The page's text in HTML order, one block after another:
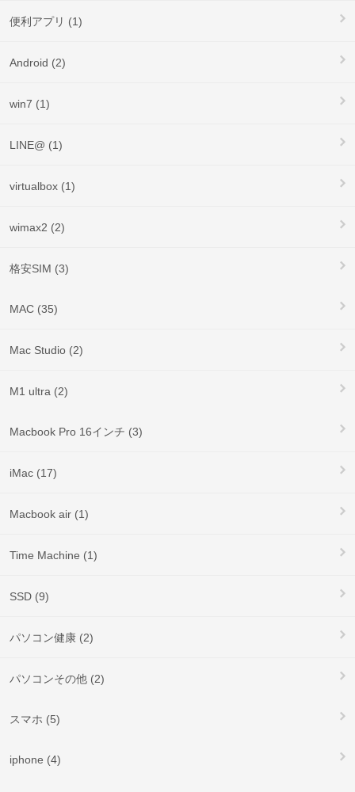
便利アプリ (1)
Android (2)
win7 (1)
LINE@ (1)
virtualbox (1)
wimax2 (2)
格安SIM (3)
MAC (35)
Mac Studio (2)
M1 ultra (2)
Macbook Pro 16インチ (3)
iMac (17)
Macbook air (1)
Time Machine (1)
SSD (9)
パソコン健康 (2)
パソコンその他 (2)
スマホ (5)
iphone (4)